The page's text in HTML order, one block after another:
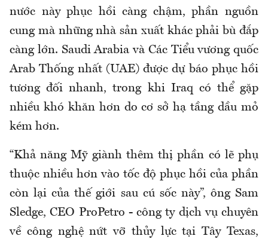
nước này phục hồi càng chậm, phần nguồn
cung mà những nhà sản xuất khác phải bù đắp
càng lớn. Saudi Arabia và Các Tiểu vương quốc
Arab Thống nhất (UAE) được dự báo phục hồi
tương đối nhanh, trong khi Iraq có thể gặp
nhiều khó khăn hơn do cơ sở hạ tầng dầu mỏ
kém hơn.
“Khả năng Mỹ giành thêm thị phần có lẽ phụ
thuộc nhiều hơn vào tốc độ phục hồi của phần
còn lại của thế giới sau cú sốc này”, ông Sam
Sledge, CEO ProPetro - công ty dịch vụ chuyên
về công nghệ nứt vỡ thủy lực tại Tây Texas,